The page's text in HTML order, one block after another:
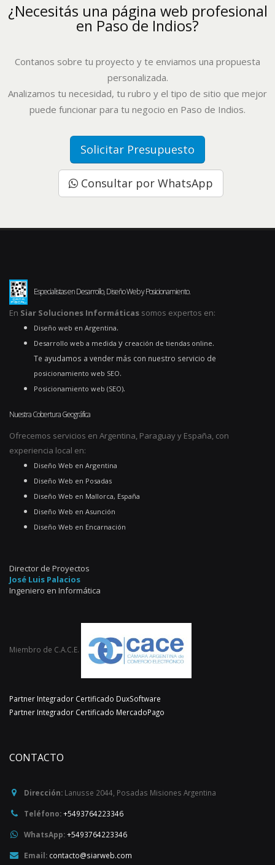
¿Necesitás una página web profesional
en Paso de Indios?
Contanos sobre tu proyecto y te enviamos una propuesta
personalizada.
Analizamos tu necesidad, tu rubro y el tipo de sitio que mejor
puede funcionar para tu negocio en Paso de Indios.
Solicitar Presupuesto
Consultar por WhatsApp
Especialistas en Desarrollo, Diseño Web y Posicionamiento.
En Siar Soluciones Informáticas somos expertos en:
Diseño web en Argentina.
Desarrollo web a medida y creación de tiendas online.
Te ayudamos a vender más con nuestro servicio de
posicionamiento web SEO.
Posicionamiento web (SEO).
Nuestra Cobertura Geográfica
Ofrecemos servicios en Argentina, Paraguay y España, con
experiencia local en:
Diseño Web en Argentina
Diseño Web en Posadas
Diseño Web en Mallorca, España
Diseño Web en Asunción
Diseño Web en Encarnación
Director de Proyectos
José Luis Palacios
Ingeniero en Informática
Miembro de C.A.C.E.
Partner Integrador Certificado DuxSoftware
Partner Integrador Certificado MercadoPago
CONTACTO
Dirección: Lanusse 2044 Posadas Misiones Argentina
Teléfono:+5493764223346
WhatsApp:+5493764223346
Email: contacto@siarweb.com